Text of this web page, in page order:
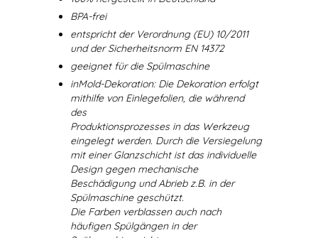
BPA-frei
entspricht der Verordnung (EU) 10/2011
und der Sicherheitsnorm EN 14372
geeignet für die Spülmaschine
inMold-Dekoration: Die Dekoration erfolgt
mithilfe von Einlegefolien, die während
des
Produktionsprozesses in das Werkzeug
eingelegt werden. Durch die Versiegelung
mit einer Glanzschicht ist das individuelle
Design gegen mechanische
Beschädigung und Abrieb z.B. in der
Spülmaschine geschützt.
Die Farben verblassen auch nach
häufigen Spülgängen in der